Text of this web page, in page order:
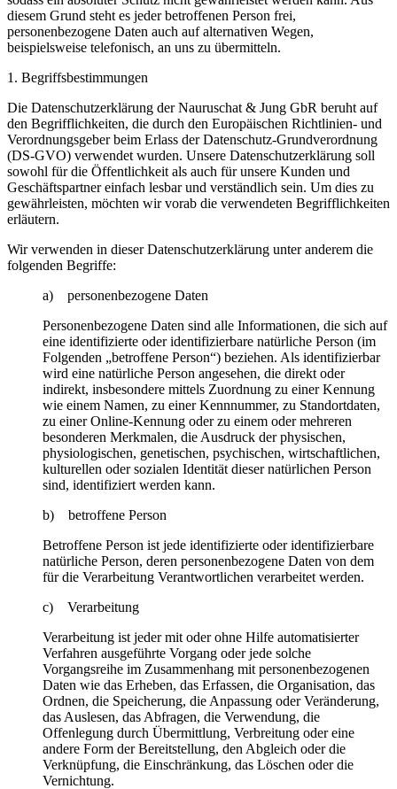
diesem Grund steht es jeder betroffenen Person frei,
personenbezogene Daten auch auf alternativen Wegen,
beispielsweise telefonisch, an uns zu übermitteln.
1. Begriffsbestimmungen
Die Datenschutzerklärung der Nauruschat & Jung GbR beruht auf
den Begrifflichkeiten, die durch den Europäischen Richtlinien- und
Verordnungsgeber beim Erlass der Datenschutz-Grundverordnung
(DS-GVO) verwendet wurden. Unsere Datenschutzerklärung soll
sowohl für die Öffentlichkeit als auch für unsere Kunden und
Geschäftspartner einfach lesbar und verständlich sein. Um dies zu
gewährleisten, möchten wir vorab die verwendeten Begrifflichkeiten
erläutern.
Wir verwenden in dieser Datenschutzerklärung unter anderem die
folgenden Begriffe:
a) personenbezogene Daten
Personenbezogene Daten sind alle Informationen, die sich auf
eine identifizierte oder identifizierbare natürliche Person (im
Folgenden „betroffene Person“) beziehen. Als identifizierbar
wird eine natürliche Person angesehen, die direkt oder
indirekt, insbesondere mittels Zuordnung zu einer Kennung
wie einem Namen, zu einer Kennnummer, zu Standortdaten,
zu einer Online-Kennung oder zu einem oder mehreren
besonderen Merkmalen, die Ausdruck der physischen,
physiologischen, genetischen, psychischen, wirtschaftlichen,
kulturellen oder sozialen Identität dieser natürlichen Person
sind, identifiziert werden kann.
b) betroffene Person
Betroffene Person ist jede identifizierte oder identifizierbare
natürliche Person, deren personenbezogene Daten von dem
für die Verarbeitung Verantwortlichen verarbeitet werden.
c) Verarbeitung
Verarbeitung ist jeder mit oder ohne Hilfe automatisierter
Verfahren ausgeführte Vorgang oder jede solche
Vorgangsreihe im Zusammenhang mit personenbezogenen
Daten wie das Erheben, das Erfassen, die Organisation, das
Ordnen, die Speicherung, die Anpassung oder Veränderung,
das Auslesen, das Abfragen, die Verwendung, die
Offenlegung durch Übermittlung, Verbreitung oder eine
andere Form der Bereitstellung, den Abgleich oder die
Verknüpfung, die Einschränkung, das Löschen oder die
Vernichtung.